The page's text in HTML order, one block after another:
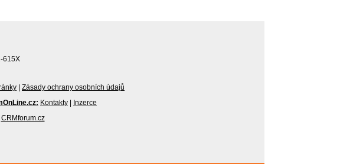
615X
| Zásady ochrany osobních údajů
Kontakty | Inzerce
CRMforum.cz